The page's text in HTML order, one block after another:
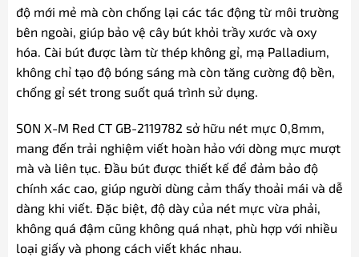
độ mới mẻ mà còn chống lại các tác động từ môi trường
bên ngoài, giúp bảo vệ cây bút khỏi trầy xước và oxy
hóa. Cài bút được làm từ thép không gỉ, mạ Palladium,
không chỉ tạo độ bóng sáng mà còn tăng cường độ bền,
chống gỉ sét trong suốt quá trình sử dụng.
SON X-M Red CT GB-2119782 sở hữu nét mực 0,8mm,
mang đến trải nghiệm viết hoàn hảo với dòng mực mượt
mà và liên tục. Đầu bút được thiết kế để đảm bảo độ
chính xác cao, giúp người dùng cảm thấy thoải mái và dễ
dàng khi viết. Đặc biệt, độ dày của nét mực vừa phải,
không quá đậm cũng không quá nhạt, phù hợp với nhiều
loại giấy và phong cách viết khác nhau.